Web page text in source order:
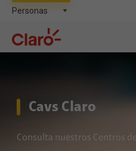
Cavs Claro
Consulta nuestros Centros